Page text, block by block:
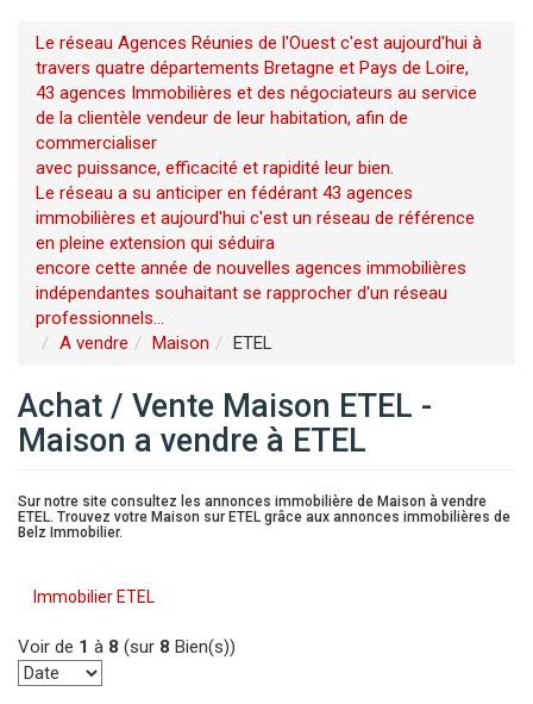
Le réseau Agences Réunies de l'Ouest c'est aujourd'hui à
travers quatre départements Bretagne et Pays de Loire,
43 agences Immobilières et des négociateurs au service
de la clientèle vendeur de leur habitation, afin de
commercialiser
avec puissance, efficacité et rapidité leur bien.
Le réseau a su anticiper en fédérant 43 agences
immobilières et aujourd'hui c'est un réseau de référence
en pleine extension qui séduira
encore cette année de nouvelles agences immobilières
indépendantes souhaitant se rapprocher d'un réseau
professionnels...
A vendre
Maison ETEL
Achat / Vente Maison ETEL -
Maison a vendre à ETEL
Sur notre site consultez les annonces immobilière de Maison à vendre
ETEL. Trouvez votre Maison sur ETEL grâce aux annonces immobilières de
Belz Immobilier.
Immobilier ETEL
Voir de 1 à 8 (sur 8 Bien(s))